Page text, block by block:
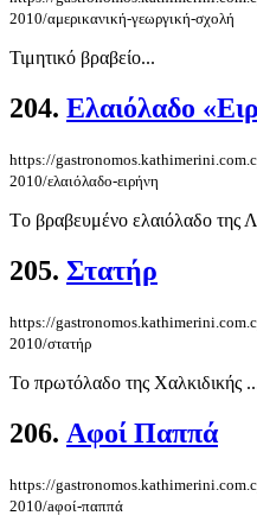
2010/αμερικανική-γεωργική-σχολή
Τιμητικό βραβείο...
204. Ελαιόλαδο
https://
2010/ελαιόλαδο-ειρήνη
Tο βραβευμένο ελαιόλαδο της
205. Στατήρ
https://
2010/στατήρ
Το πρωτόλαδο της Χαλκιδικής
206. Aφοί Παππά
https://
2010/aφοί-παππά